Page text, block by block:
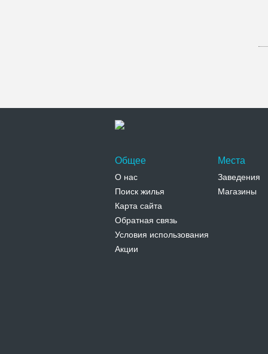
Общее
О нас
Поиск жилья
Карта сайта
Обратная связь
Условия использования
Акции
Места
Заведения
Магазины